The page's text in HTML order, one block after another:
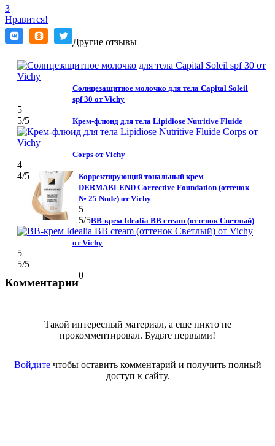
3
Нравится!
Другие отзывы
Солнцезащитное молочко для тела Capital Soleil
spf 30 от Vichy
5
5/5 Крем-флюид для тела Lipidiose Nutritive Fluide
Corps от Vichy
4
4/5
Корректирующий тональный крем
DERMABLEND Corrective Foundation (оттенок
№ 25 Nude) от Vichy
5
5/5BB-крем Idealia BB cream (оттенок Светлый)
от Vichy
5
5/5
Комментарии
0
Такой интересный материал, а еще никто не
прокомментировал. Будьте первыми!
Войдитечтобы оставить комментарий и получить полный
доступ к сайту.